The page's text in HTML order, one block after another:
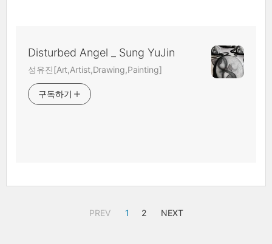
Disturbed Angel _ Sung YuJin
성유진[Art,Artist,Drawing,Painting]
구독하기
PREV 1 2 NEXT